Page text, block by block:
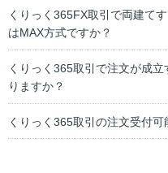
くりっく365FX取引で両建て
はMAX方式ですか？
くりっく365取引で注文が成
りますか？
くりっく365取引の注文受付可